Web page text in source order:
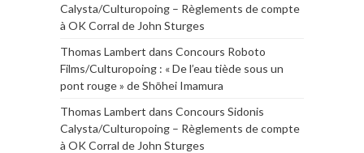
Calysta/Culturopoing – Règlements de compte
à OK Corral de John Sturges
Thomas Lambert dans Concours Roboto
Films/Culturopoing : « De l’eau tiède sous un
pont rouge » de Shōhei Imamura
Thomas Lambert dans Concours Sidonis
Calysta/Culturopoing – Règlements de compte
à OK Corral de John Sturges